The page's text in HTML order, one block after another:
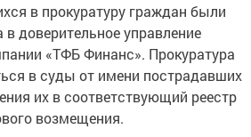
в прокуратуру граждан были
доверительное управление
«ТФБ Финанс». Прокуратура
в суды от имени пострадавших
их в соответствующий реестр
возмещения.